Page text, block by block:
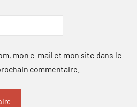
mon e-mail et mon site dans le
commentaire.